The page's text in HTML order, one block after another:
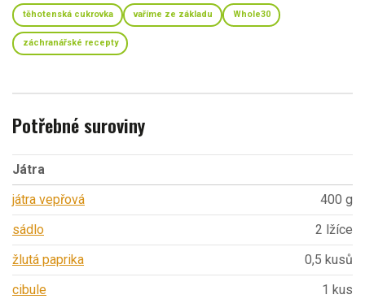
těhotenská cukrovka vaříme ze základu Whole30
záchranářské recepty
Potřebné suroviny
Játra
játra vepřová
400 g
sádlo
2 lžíce
žlutá paprika
0,5 kusů
cibule
1 kus